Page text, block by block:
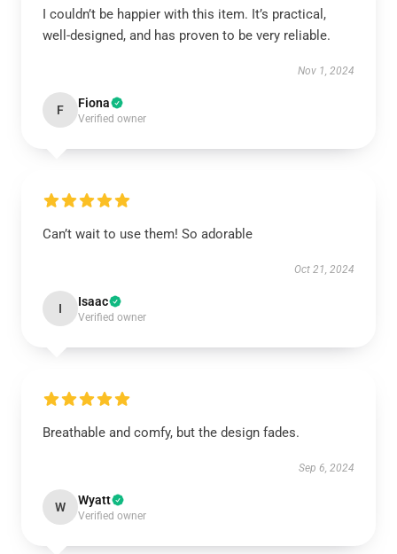
I couldn’t be happier with this item. It’s practical,
well-designed, and has proven to be very reliable.
Nov 1, 2024
F Fiona
Verified owner
Can’t wait to use them! So adorable
Oct 21, 2024
I Isaac
Verified owner
Breathable and comfy, but the design fades.
Sep 6, 2024
W Wyatt
Verified owner